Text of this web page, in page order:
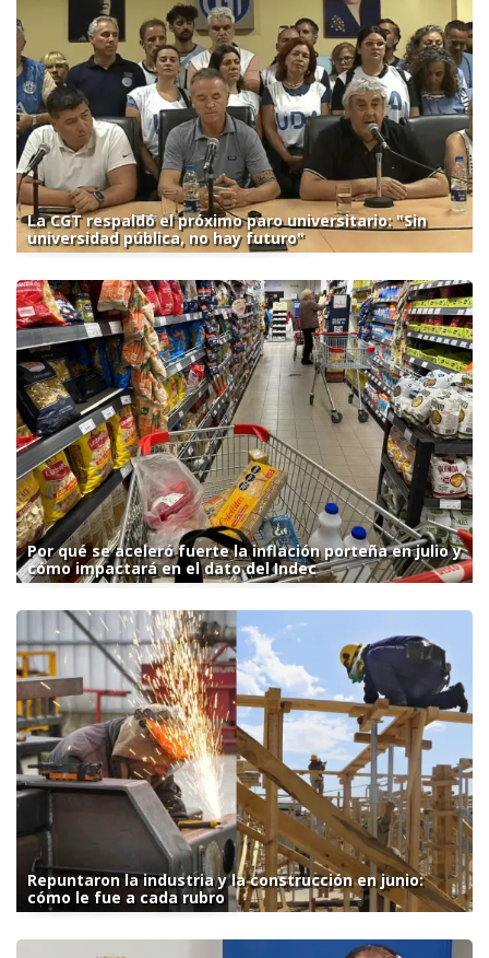
La CGT respaldó el próximo paro universitario: "Sin
universidad pública, no hay futuro"
Por qué se aceleró fuerte la inflación porteña en julio y
cómo impactará en el dato del Indec
Repuntaron la industria y la construcción en junio:
cómo le fue a cada rubro